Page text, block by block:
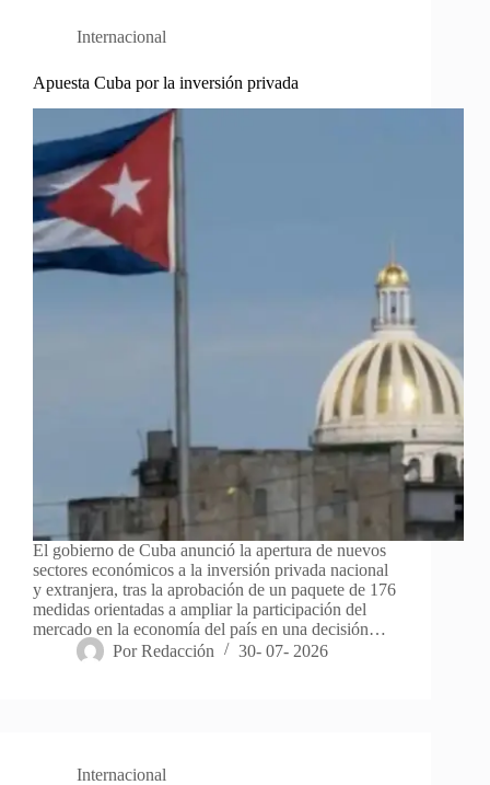
Internacional
Apuesta Cuba por la inversión privada
El gobierno de Cuba anunció la apertura de nuevos
sectores económicos a la inversión privada nacional
y extranjera, tras la aprobación de un paquete de 176
medidas orientadas a ampliar la participación del
mercado en la economía del país en una decisión…
Por Redacción 30- 07- 2026
Internacional